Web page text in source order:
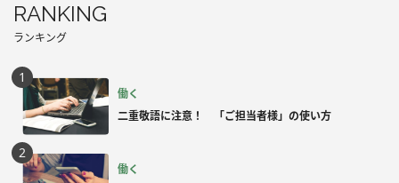
RANKING
ランキング
働く
二重敬語に注意！ 「ご担当者様」の使い方
働く